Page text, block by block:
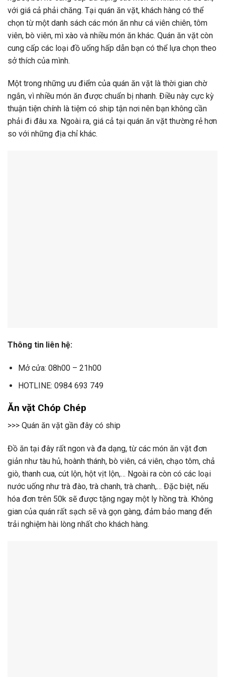
với giá cả phải chăng. Tại quán ăn vặt, khách hàng có thể
chọn từ một danh sách các món ăn như cá viên chiên, tôm
viên, bò viên, mì xào và nhiều món ăn khác. Quán ăn vặt còn
cung cấp các loại đồ uống hấp dẫn bạn có thể lựa chọn theo
sở thích của mình.
Một trong những ưu điểm của quán ăn vặt là thời gian chờ
ngắn, vì nhiều món ăn được chuẩn bị nhanh. Điều này cực kỳ
thuận tiện chính là tiệm có ship tận nơi nên bạn không cần
phải đi đâu xa. Ngoài ra, giá cả tại quán ăn vặt thường rẻ hơn
so với những địa chỉ khác.
Thông tin liên hệ:
Mở cửa: 08h00 – 21h00
HOTLINE: 0984 693 749
Ăn vặt Chóp Chép
>>> Quán ăn vặt gần đây có ship
Đồ ăn tại đây rất ngon và đa dạng, từ các món ăn vặt đơn
giản như tàu hủ, hoành thánh, bò viên, cá viên, chạo tôm, chả
giò, thanh cua, cút lộn, hột vịt lộn,… Ngoài ra còn có các loại
nước uống như trà đào, trà chanh, trà chanh,… Đặc biệt, nếu
hóa đơn trên 50k sẽ được tặng ngay một ly hồng trà. Không
gian của quán rất sạch sẽ và gọn gàng, đảm bảo mang đến
trải nghiệm hài lòng nhất cho khách hàng.